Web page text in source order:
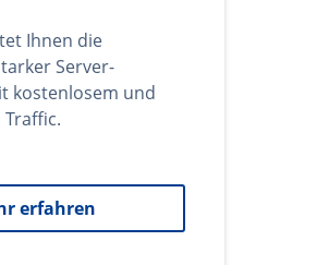
Ihnen die
Server-
kostenlosem und
erfahren